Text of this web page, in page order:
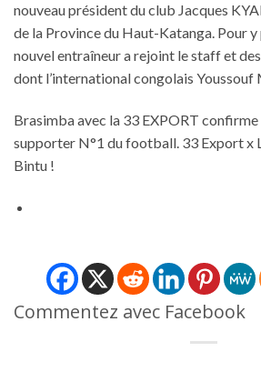
nouveau président du club Jacques
de la Province du Haut-Katanga. Pour y
nouvel entraîneur a rejoint le staff et
dont l’international congolais Youssouf
Brasimba avec la 33 EXPORT
supporter N°1 du football. 33 Export x
Bintu !
Commentez avec Facebook